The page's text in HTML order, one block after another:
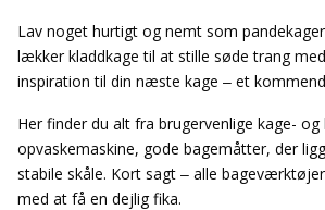
Lav noget hurtigt og nemt som
lækker kladdkage til at stille søde trang
inspiration til din næste kage – et
Her finder du alt fra brugervenlige kage-
opvaskemaskine, gode bagemåtter, der
stabile skåle. Kort sagt – alle
med at få en dejlig fika.